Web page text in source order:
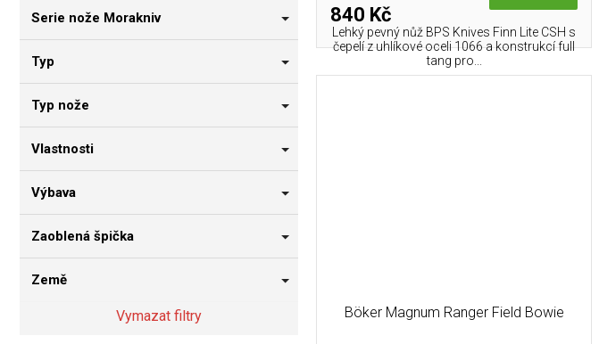
Serie nože Morakniv
Typ
Typ nože
Vlastnosti
Výbava
Zaoblená špička
Země
Vymazat filtry
840 Kč
Lehký pevný nůž BPS Knives Finn Lite CSH s
čepelí z uhlíkové oceli 1066 a konstrukcí full
tang pro...
Böker Magnum Ranger Field Bowie